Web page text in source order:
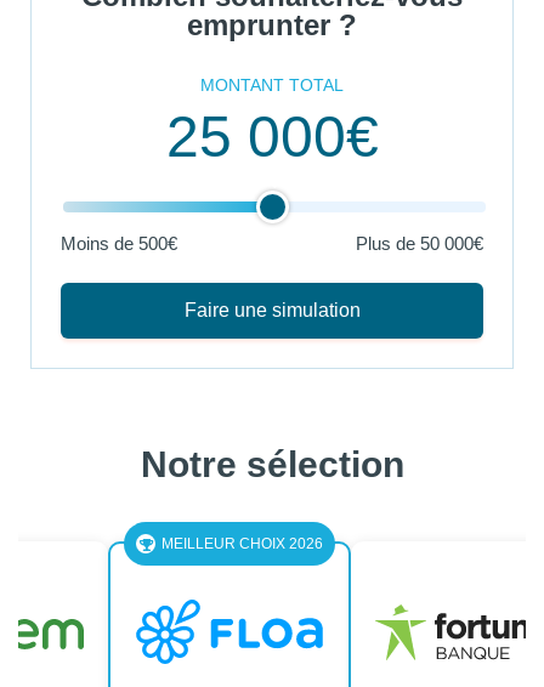
emprunter ?
MONTANT TOTAL
25 000€
Moins de 500€ Plus de 50 000€
Faire une simulation
Notre sélection
CHOIX 2026